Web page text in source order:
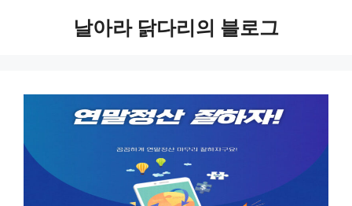
날아라 닭다리의 블로그